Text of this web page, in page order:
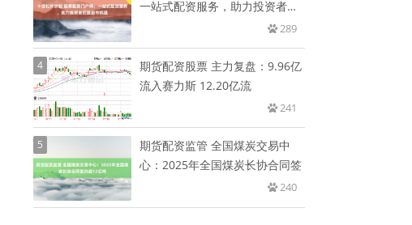
一站式配资服务，助力投资者把
289
4
期货配资股票 主力复盘：9.96亿
流入赛力斯 12.20亿流
241
5
期货配资监管 全国煤炭交易中
心：2025年全国煤炭长协合同签
240